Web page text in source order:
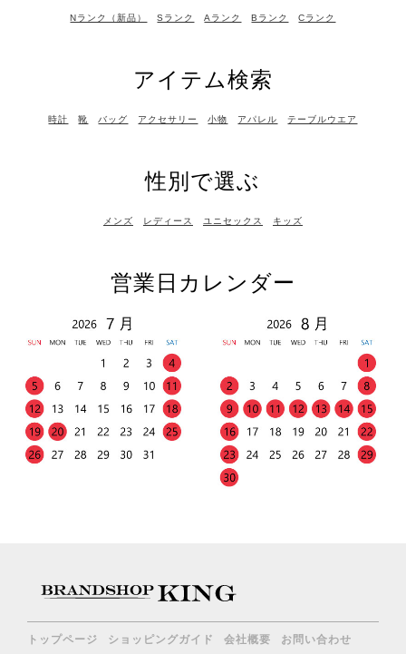
Nランク（新品） Sランク Aランク Bランク Cランク
アイテム検索
時計 靴 バッグ アクセサリー 小物 アパレル テーブルウエア
性別で選ぶ
メンズ レディース ユニセックス キッズ
営業日カレンダー
トップページ ショッピングガイド 会社概要 お問い合わせ